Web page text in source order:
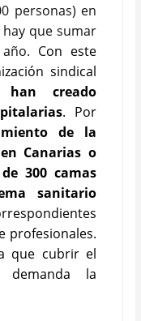
personas) en
que sumar
Con este
sindical
creado
. Por
de la
Canarias o
300 camas
sanitario
profesionales.
que cubrir el
la